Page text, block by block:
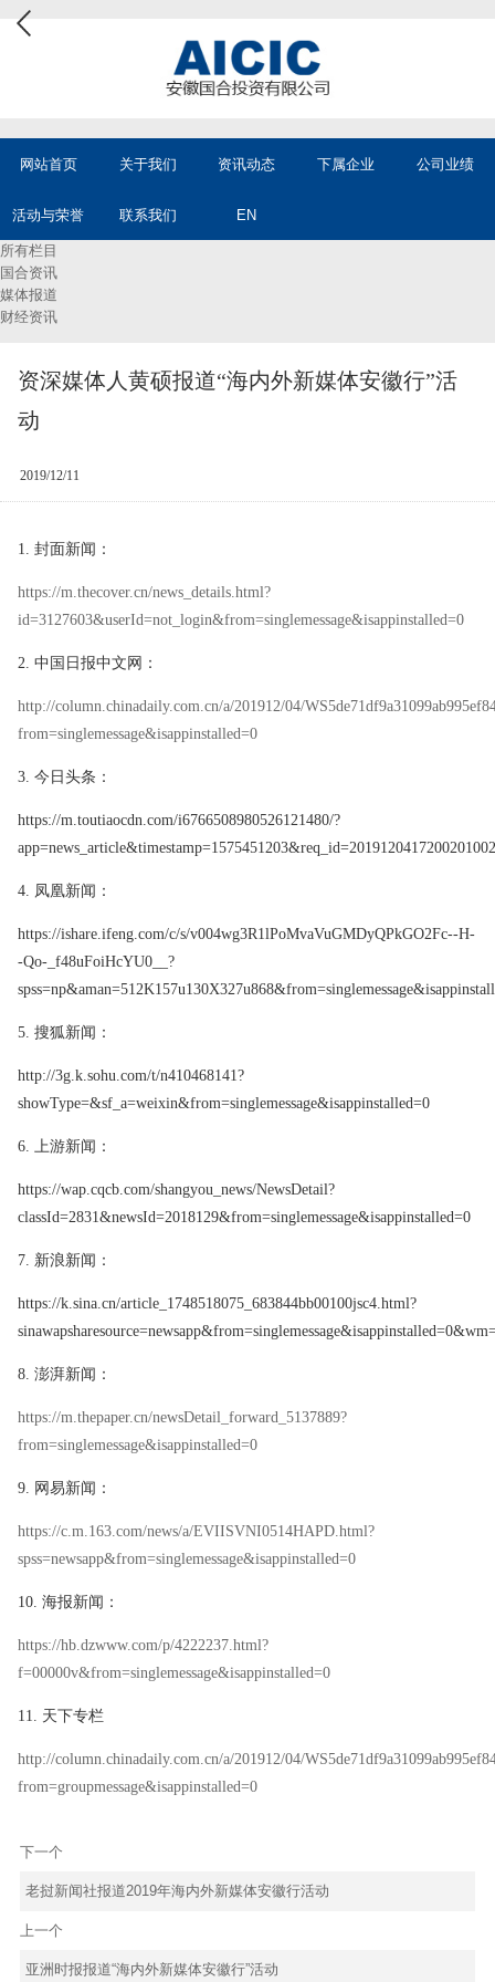
网站首页 关于我们 资讯动态 下属企业 公司业绩
活动与荣誉 联系我们 EN
所有栏目
国合资讯
媒体报道
财经资讯
资深媒体人黄硕报道“海内外新媒体安徽行”活
动
2019/12/11
1. 封面新闻：
https://m.thecover.cn/news_details.html?
id=3127603&userId=not_login&from=singlemessage&isappinstalled=0
2. 中国日报中文网：
http://column.chinadaily.com.cn/a/201912/04/
from=singlemessage&isappinstalled=0
3. 今日头条：
https://m.toutiaocdn.com/i6766508980526121480/?
4. 凤凰新闻：
https://ishare.ifeng.com/c/s/v004wg3R1lPoMvaVuGMDyQPkGO2Fc--H-
-Qo-_f48uFoiHcYU0__?
5. 搜狐新闻：
http://3g.k.sohu.com/t/n410468141?
showType=&sf_a=weixin&from=singlemessage&isappinstalled=0
6. 上游新闻：
https://wap.cqcb.com/shangyou_news/NewsDetail?
classId=2831&newsId=2018129&from=singlemessage&isappinstalled=0
7. 新浪新闻：
https://k.sina.cn/article_1748518075_683844bb00100jsc4.html?
8. 澎湃新闻：
https://m.thepaper.cn/newsDetail_forward_5137889?
from=singlemessage&isappinstalled=0
9. 网易新闻：
https://c.m.163.com/news/a/EVIISVNI0514HAPD.html?
spss=newsapp&from=singlemessage&isappinstalled=0
10. 海报新闻：
https://hb.dzwww.com/p/4222237.html?
f=00000v&from=singlemessage&isappinstalled=0
11. 天下专栏
http://column.chinadaily.com.cn/a/201912/04/
from=groupmessage&isappinstalled=0
下一个
老挝新闻社报道2019年海内外新媒体安徽行活动
上一个
亚洲时报报道“海内外新媒体安徽行”活动